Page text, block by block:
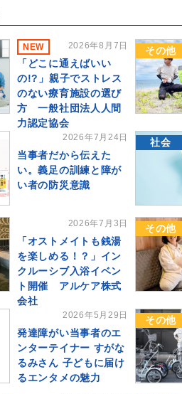
NEW 2026年8月7日
「どこに通えばいい
の!?」親子でストレス
のない療育施設の選び
方 一般社団法人人間
力認定協会
その他
2026年7月24日
当事者だから伝えた
い。義足の訓練と障が
い者の防災意識
社会
2026年7月3日
「オストメイトも銭湯
を楽しめる！？」イン
クルーシブ入浴イベン
ト開催 アルケア株式
会社
その他
2026年5月29日
発達障がい当事者のエ
ンターテイナー すがな
るみさん 子どもに届け
るエンタメの魅力
その他